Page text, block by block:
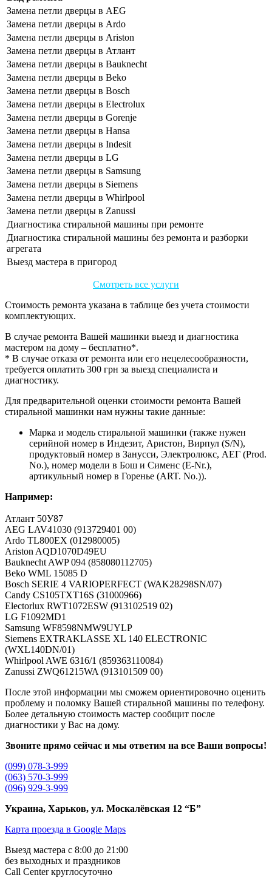
Замена петли дверцы в AEG
Замена петли дверцы в Ardo
Замена петли дверцы в Ariston
Замена петли дверцы в Атлант
Замена петли дверцы в Bauknecht
Замена петли дверцы в Beko
Замена петли дверцы в Bosch
Замена петли дверцы в Electrolux
Замена петли дверцы в Gorenje
Замена петли дверцы в Hansa
Замена петли дверцы в Indesit
Замена петли дверцы в LG
Замена петли дверцы в Samsung
Замена петли дверцы в Siemens
Замена петли дверцы в Whirlpool
Замена петли дверцы в Zanussi
Диагностика стиральной машины при ремонте
Диагностика стиральной машины без ремонта и разборки
агрегата
Выезд мастера в пригород
Смотреть все услуги
Стоимость ремонта указана в таблице без учета стоимости
комплектующих.
В случае ремонта Вашей машинки выезд и диагностика
мастером на дому – бесплатно*.
* В случае отказа от ремонта или его нецелесообразности,
требуется оплатить 300 грн за выезд специалиста и
диагностику.
Для предварительной оценки стоимости ремонта Вашей
стиральной машинки нам нужны такие данные:
Марка и модель стиральной машинки (также нужен
серийной номер в Индезит, Аристон, Вирпул (S/N),
продуктовый номер в Занусси, Электролюкс, АЕГ (Prod.
No.), номер модели в Бош и Сименс (E-Nr.),
артикульный номер в Горенье (ART. No.)).
Например:
Атлант 50У87
AEG LAV41030 (913729401 00)
Ardo TL800EX (012980005)
Ariston AQD1070D49EU
Bauknecht AWP 094 (858080112705)
Beko WML 15085 D
Bosch SERIE 4 VARIOPERFECT (WAK28298SN/07)
Candy CS105TXT16S (31000966)
Electorlux RWT1072ESW (913102519 02)
LG F1092MD1
Samsung WF8598NMW9UYLP
Siemens EXTRAKLASSE XL 140 ELECTRONIC
(WXL140DN/01)
Whirlpool AWE 6316/1 (859363110084)
Zanussi ZWQ61215WA (913101509 00)
После этой информации мы сможем ориентировочно оценить
проблему и поломку Вашей стиральной машины по телефону.
Более детальную стоимость мастер сообщит после
диагностики у Вас на дому.
Звоните прямо сейчас и мы ответим на все Ваши вопросы!
(099) 078-3-999
(063) 570-3-999
(096) 929-3-999
Украина, Харьков, ул. Москалёвская 12 “Б”
Карта проезда в Google Maps
Выезд мастера с 8:00 до 21:00
без выходных и праздников
Сall Сenter круглосуточно